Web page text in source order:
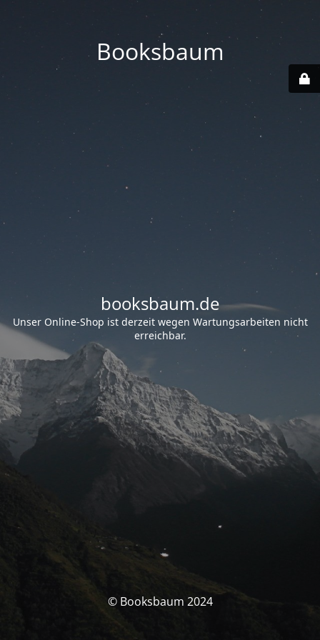
Booksbaum
booksbaum.de
Unser Online-Shop ist derzeit wegen Wartungsarbeiten nicht
erreichbar.
© Booksbaum 2024